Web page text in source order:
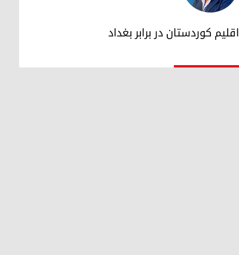
دکتر ابراهیم خالد
اقلیم کوردستان در برابر بغداد